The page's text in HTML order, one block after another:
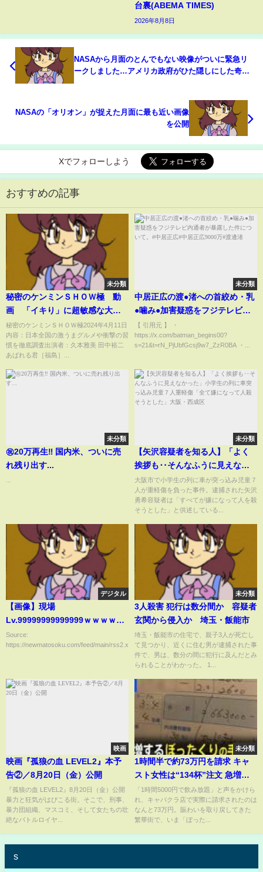
台裏(ABEMA TIMES)
2026年8月8日
NASAから月面のとんでもない映像がついに緊急リ
ークしました…アメリカ政府がひた隠しにした奇妙
NASAの「オリオン」が捉えた月面に最も近い画像
を公開
Xでフォローしよう
おすすめの記事
未分類
秘密のケンミンＳＨＯＷ極 動
画 「イキり」に超敏感な大阪
府民 2024年4月11日
秘密のケンミンＳＨＯＷ極2024年4月11日
内容：日本全国の激うまグルメや衝撃の習
慣を徹底調査出演者：久本雅美 田中裕二
あばれる君［福島］...
未分類
中居正広の渡●渚への首絞め・乳
●噛み●加害疑惑をフジテレビ内
通者が暴露した件について。#中
居正広#中居正広9000万#渡邊渚
【 引用元 】 ・
https://x.com/batman_begins00?
s=21&t=rN_PjUbfGcsj9w7_ZzR0BA ・...
未分類
㊗️20万再生‼︎ 国内米、ついに売
れ残り出す...
未分類
【矢沢容疑者を知る人】「よく
挨拶も‥そんなふうに見えなか
った」小学生の列に車突っ込み
児童７人重軽傷「全て嫌になっ
て人殺そうとした」大阪・西成
大阪市で小学生の列に車が突っ込み児童７
人が重軽傷を負った事件。逮捕された矢沢
勇希容疑者は「すべてが嫌になって人を殺
そうとした」と供述している...
デジタル
【画像】現場
Lv.99999999999999ｗｗｗｗｗ
ｗｗｗｗｗｗｗｗｗｗｗｗｗｗ
ｗｗｗｗｗｗｗｗｗｗｗ
Source:
https://newmatosoku.com/feed/main/rss2.xml...
未分類
3人殺害 犯行は数分間か 容疑者
玄関から侵入か 埼玉・飯能市
埼玉・飯能市の住宅で、親子3人が死亡し
て見つかり、近くに住む男が逮捕された事
件で、男は、数分の間に犯行に及んだとみ
られることがわかった。 1...
映画
映画『孤狼の血 LEVEL2』本予
告②／8月20日（金）公開
『孤狼の血 LEVEL2』8月20日（金）公開
暴力と狂気がはびこる街。そこで、刑事、
暴力団組織、マスコミ、そして女たちの壮
絶なバトルロイヤ...
未分類
1時間半で約73万円を請求 キャ
スト女性は“134杯”注文 急増す
る「ぼったくり」の手口とは｜
TBS NEWS DIG
「1時間5000円で飲み放題」と声をかけら
れ、キャバクラ店で実際に請求されたのは
なんと73万円。賑わいを取り戻してきた
繁華街で、いま「ぼった...
s